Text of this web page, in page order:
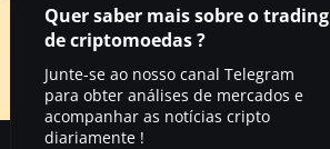
Quer saber mais sobre o trading
de criptomoedas ?
Junte-se ao nosso canal Telegram
para obter análises de mercados e
acompanhar as notícias cripto
diariamente !